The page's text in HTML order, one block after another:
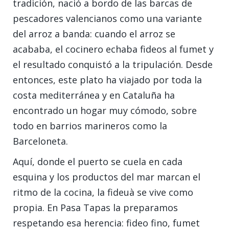
tradición, nació a bordo de las barcas de
pescadores valencianos como una variante
del arroz a banda: cuando el arroz se
acababa, el cocinero echaba fideos al fumet y
el resultado conquistó a la tripulación. Desde
entonces, este plato ha viajado por toda la
costa mediterránea y en Cataluña ha
encontrado un hogar muy cómodo, sobre
todo en barrios marineros como la
Barceloneta.
Aquí, donde el puerto se cuela en cada
esquina y los productos del mar marcan el
ritmo de la cocina, la fideuà se vive como
propia. En Pasa Tapas la preparamos
respetando esa herencia: fideo fino, fumet